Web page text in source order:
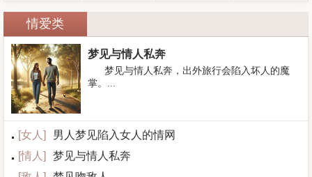
情爱类
梦见与情人私奔
梦见与情人私奔，出外旅行会陷入坏人的魔
掌。...
[女人 ]
男人梦见陷入女人的情网
[情人 ]
梦见与情人私奔